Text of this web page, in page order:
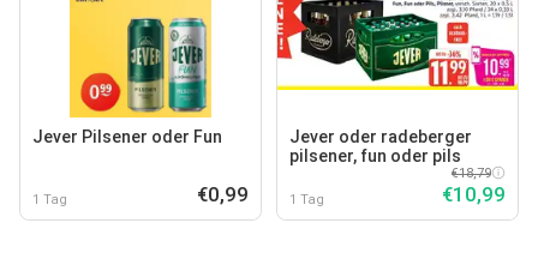
Jever Pilsener oder Fun
1 Tag €0,99
Jever oder radeberger
pilsener, fun oder pils
1 Tag
€18,79
€10,99